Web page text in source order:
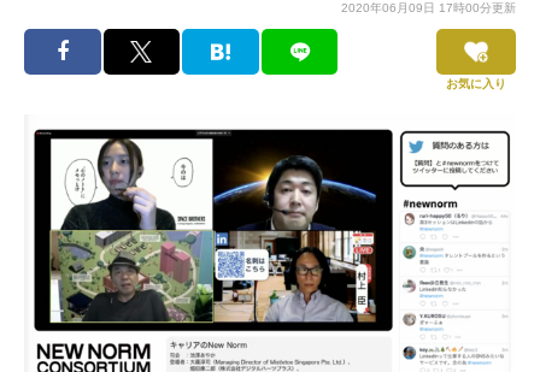
2020年06月09日 17時00分更新
お気に入り